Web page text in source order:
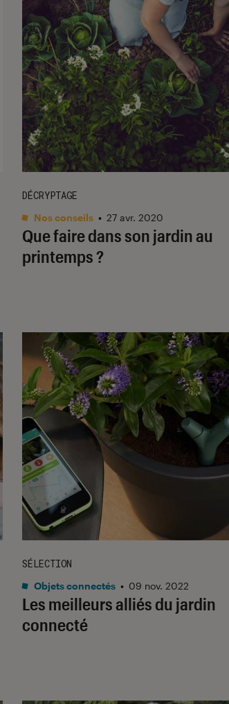
Que faire dans son jardin au
printemps ?
DÉCRYPTAGE
Nos conseils • 27 avr. 2020
Les meilleurs alliés du jardin
connecté
SÉLECTION
Objets connectés • 09 nov. 2022